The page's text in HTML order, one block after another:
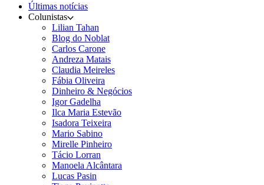
Últimas notícias
Colunistas
Lilian Tahan
Blog do Noblat
Carlos Carone
Andreza Matais
Claudia Meireles
Fábia Oliveira
Dinheiro & Negócios
Igor Gadelha
Ilca Maria Estevão
Isadora Teixeira
Mario Sabino
Mirelle Pinheiro
Tácio Lorran
Manoela Alcântara
Lucas Pasin